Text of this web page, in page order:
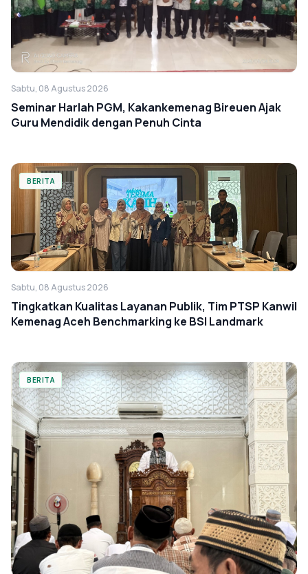
Sabtu, 08 Agustus 2026
Seminar Harlah PGM, Kakankemenag Bireuen Ajak
Guru Mendidik dengan Penuh Cinta
BERITA
Sabtu, 08 Agustus 2026
Tingkatkan Kualitas Layanan Publik, Tim PTSP Kanwil
Kemenag Aceh Benchmarking ke BSI Landmark
BERITA